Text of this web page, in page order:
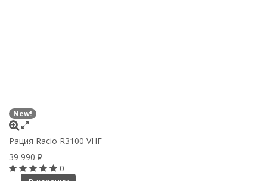
New!
Рация Racio R3100 VHF
39 990 ₽
0